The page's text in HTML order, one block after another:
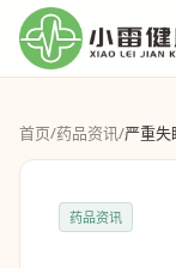
首页/药品资讯/严重
药品资讯